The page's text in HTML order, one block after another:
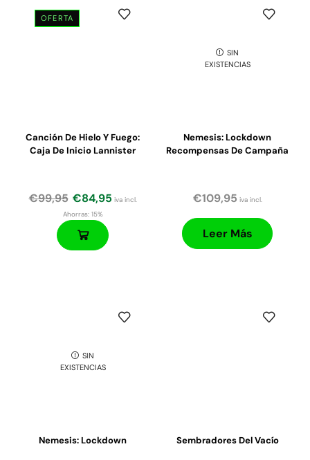
OFERTA
Canción De Hielo Y Fuego:
Caja De Inicio Lannister
€99,95 €84,95 iva incl.
Ahorras:15%
SIN
EXISTENCIAS
Nemesis: Lockdown
Recompensas De Campaña
€109,95 iva incl.
Leer Más
SIN
EXISTENCIAS
Nemesis: Lockdown Sembradores Del Vacío